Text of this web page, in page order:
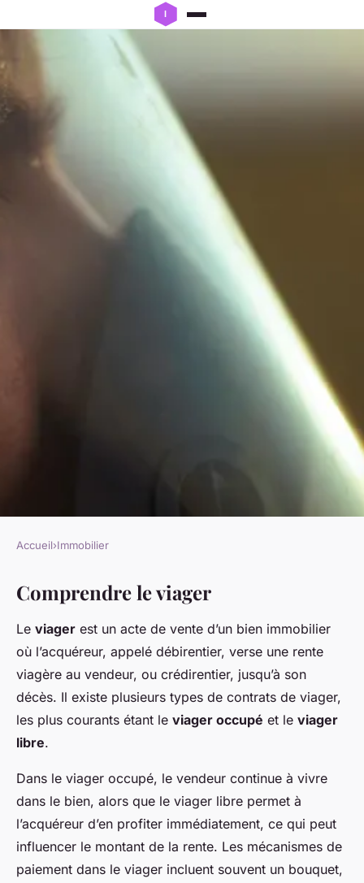
Les opportunités
d'investissement en viager
pour les terrains à bâtir
Esteban 22 février 2025 7 min de lecture
Accueil›Immobilier
Comprendre le viager
Le viager est un acte de vente d’un bien immobilier
où l’acquéreur, appelé débirentier, verse une rente
viagère au vendeur, ou crédirentier, jusqu’à son
décès. Il existe plusieurs types de contrats de viager,
les plus courants étant le viager occupé et le viager
libre.
Dans le viager occupé, le vendeur continue à vivre
dans le bien, alors que le viager libre permet à
l’acquéreur d’en profiter immédiatement, ce qui peut
influencer le montant de la rente. Les mécanismes de
paiement dans le viager incluent souvent un bouquet,